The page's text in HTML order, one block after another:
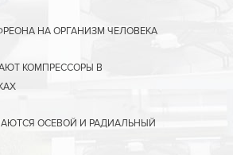
НА ОРГАНИЗМ ЧЕЛОВЕКА
КОМПРЕССОРЫ В
ОСЕВОЙ И РАДИАЛЬНЫЙ